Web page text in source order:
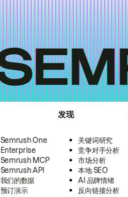
Semrush One
Enterprise
Semrush MCP
Semrush API
我们的数据
预订演示
发现
关键词研究
竞争对手分析
市场分析
本地 SEO
AI 品牌情绪
反向链接分析